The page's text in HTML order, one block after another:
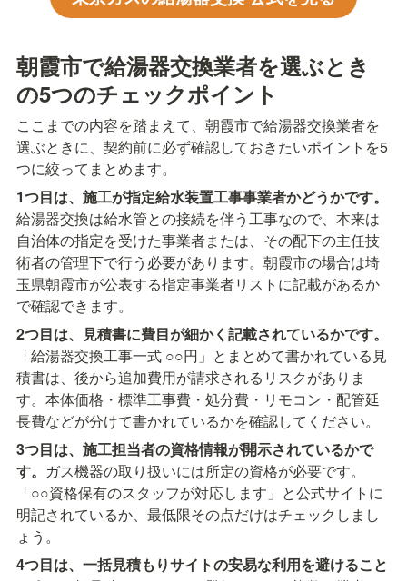
朝霞市で給湯器交換業者を選ぶとき
の5つのチェックポイント
ここまでの内容を踏まえて、朝霞市で給湯器交換業者を
選ぶときに、契約前に必ず確認しておきたいポイントを5
つに絞ってまとめます。
1つ目は、施工が指定給水装置工事事業者かどうかです。
給湯器交換は給水管との接続を伴う工事なので、本来は
自治体の指定を受けた事業者または、その配下の主任技
術者の管理下で行う必要があります。朝霞市の場合は埼
玉県朝霞市が公表する指定事業者リストに記載があるか
で確認できます。
2つ目は、見積書に費目が細かく記載されているかです。
「給湯器交換工事一式 ○○円」とまとめて書かれている見
積書は、後から追加費用が請求されるリスクがありま
す。本体価格・標準工事費・処分費・リモコン・配管延
長費などが分けて書かれているかを確認してください。
3つ目は、施工担当者の資格情報が開示されているかで
す。 ガス機器の取り扱いには所定の資格が必要です。
「○○資格保有のスタッフが対応します」と公式サイトに
明記されているか、最低限その点だけはチェックしまし
ょう。
4つ目は、一括見積もりサイトの安易な利用を避けること